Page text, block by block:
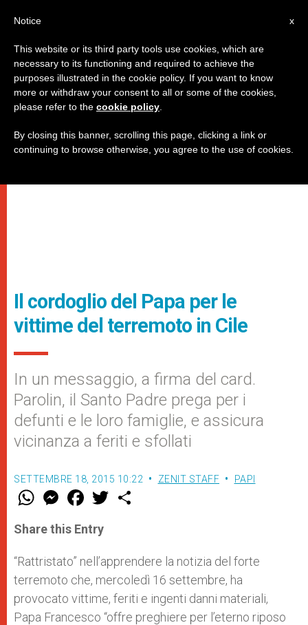
Il cordoglio del Papa per le
vittime del terremoto in Cile
In un messaggio, a firma del card.
Parolin, il Santo Padre prega per i
defunti e le loro famiglie, e assicura
vicinanza a feriti e sfollati
SETTEMBRE 18, 2015 10:22 ZENIT STAFF PAPI
W
t
s
p
p
M
e
s
e
g
e
r
F
a
e
b
o
k
w
r
Share this Entry
“Rattristato” nell’apprendere la notizia del forte
terremoto che, mercoledì 16 settembre, ha
provocato vittime, feriti e ingenti danni materiali,
Papa Francesco “offre preghiere per l’eterno riposo
x
Notice
This website or its third party tools use cookies, which are
necessary to its functioning and required to achieve the
purposes illustrated in the cookie policy. If you want to know
more or withdraw your consent to all or some of the cookies,
please refer to the cookie policy
By closing this banner, scrolling this page, clicking a link or
continuing to browse otherwise, you agree to the use of cookies.